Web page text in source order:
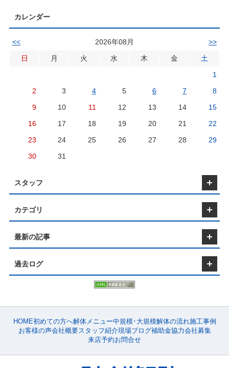
カレンダー
<< 2026年08月
>>
日
月 火 水 木 金
土
1
2
3 4 5 6 7
8
9
10 11 12 13 14
15
16
17 18 19 20 21
22
23
24 25 26 27 28
29
30
31
スタッフ
カテゴリ
最新の記事
過去ログ
HOME初めての方へ解体メニュー中規模･大規模解体の流れ施工事例
お客様の声会社概要スタッフ紹介現場ブログ補助金協力会社募集
来店予約お問合せ